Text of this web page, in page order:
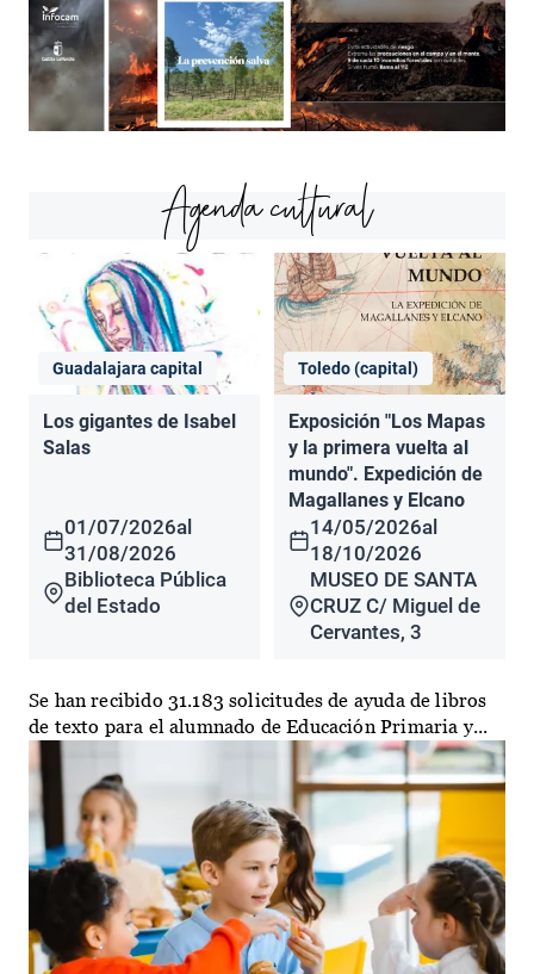
Agenda cultural
Guadalajara capital
Los gigantes de Isabel
Salas
01/07/2026al
31/08/2026
Biblioteca Pública
del Estado
Toledo (capital)
Exposición "Los Mapas
y la primera vuelta al
mundo". Expedición de
Magallanes y Elcano
14/05/2026al
18/10/2026
MUSEO DE SANTA
CRUZ C/ Miguel de
Cervantes, 3
Se han recibido 31.183 solicitudes de ayuda de libros
de texto para el alumnado de Educación Primaria y...